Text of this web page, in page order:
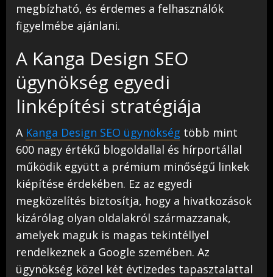
megbízható, és érdemes a felhasználók
figyelmébe ajánlani.
A Kanga Design SEO
ügynökség egyedi
linképítési stratégiája
A Kanga Design SEO ügynökség több mint
600 nagy értékű blogoldallal és hírportállal
működik együtt a prémium minőségű linkek
kiépítése érdekében. Ez az egyedi
megközelítés biztosítja, hogy a hivatkozások
kizárólag olyan oldalakról származzanak,
amelyek maguk is magas tekintéllyel
rendelkeznek a Google szemében. Az
ügynökség közel két évtizedes tapasztalattal